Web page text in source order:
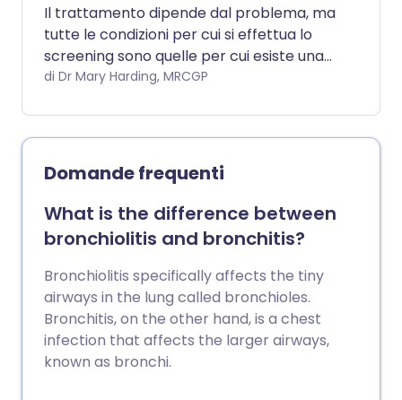
Il trattamento dipende dal problema, ma
tutte le condizioni per cui si effettua lo
screening sono quelle per cui esiste una
cura se vengono individuate.
di Dr Mary Harding, MRCGP
Domande frequenti
What is the difference between
bronchiolitis and bronchitis?
Bronchiolitis specifically affects the tiny
airways in the lung called bronchioles.
Bronchitis, on the other hand, is a chest
infection that affects the larger airways,
known as bronchi.